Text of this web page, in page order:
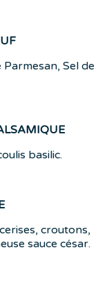
Sel de
basilic.
croutons,
sauce césar.